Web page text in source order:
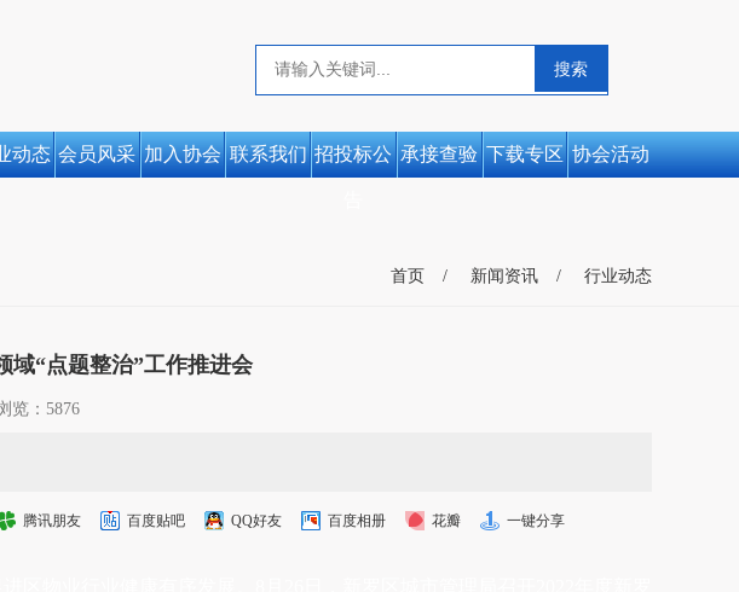
动态 会员风采 加入协会 联系我们 招投标公 承接查验 下载专区 协会活动
首页 新闻资讯 行业动态
域“点题整治”工作推进会
览：5876
腾讯朋友 百度贴吧 QQ好友 百度相册 花瓣 一键分享